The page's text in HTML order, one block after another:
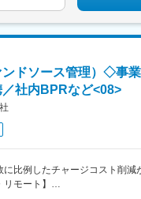
機関で90分以内※受動喫煙対策
ドソース管理）◇事
社内BPRなど<08>
に比例したチャージコスト削
モート】